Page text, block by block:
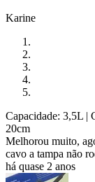
Karine
Capacidade: 3,5L |
20cm
Melhorou muito,
cavo a tampa não
há quase 2 anos